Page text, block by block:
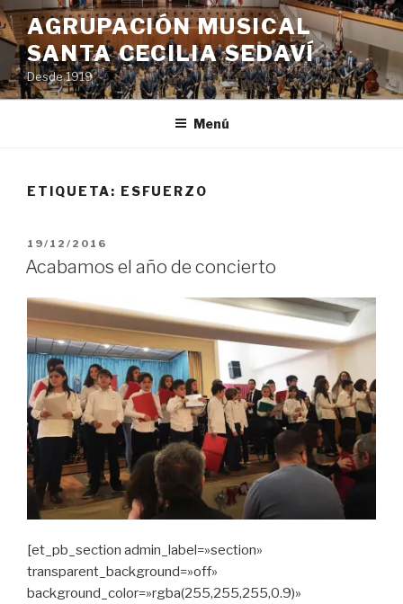
Saltar
al
contenido
AGRUPACIÓN MUSICAL
SANTA CECILIA SEDAVÍ
Desde 1919
Menú
ETIQUETA: ESFUERZO
PUBLICADO
EL
19/12/2016
Acabamos el año de concierto
[et_pb_section admin_label=»section»
transparent_background=»off»
background_color=»rgba(255,255,255,0.9)»